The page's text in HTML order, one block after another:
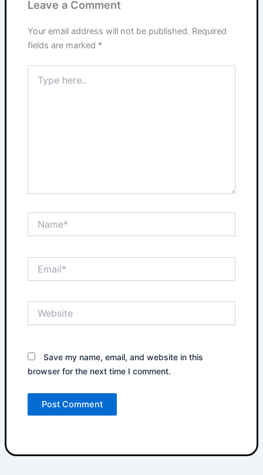
Leave a Comment
Your email address will not be published. Required
fields are marked *
here..
Save my name, email, and website in this
browser for the next time I comment.